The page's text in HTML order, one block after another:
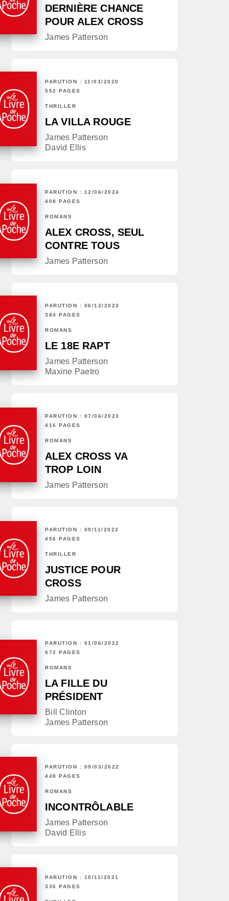
DERNIÈRE CHANCE
POUR ALEX CROSS
James Patterson
PARUTION : 11/03/2020
552 PAGES
THRILLER
LA VILLA ROUGE
James Patterson
David Ellis
PARUTION : 12/06/2024
408 PAGES
ROMANS
ALEX CROSS, SEUL
CONTRE TOUS
James Patterson
PARUTION : 06/12/2023
384 PAGES
ROMANS
LE 18E RAPT
James Patterson
Maxine Paetro
PARUTION : 07/06/2023
416 PAGES
ROMANS
ALEX CROSS VA
TROP LOIN
James Patterson
PARUTION : 09/11/2022
456 PAGES
THRILLER
JUSTICE POUR
CROSS
James Patterson
PARUTION : 01/06/2022
672 PAGES
ROMANS
LA FILLE DU
PRÉSIDENT
Bill Clinton
James Patterson
PARUTION : 09/03/2022
448 PAGES
ROMANS
INCONTRÔLABLE
James Patterson
David Ellis
PARUTION : 10/11/2021
336 PAGES